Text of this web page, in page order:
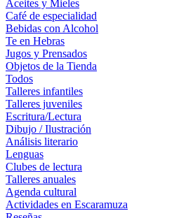
Aceites y Mieles
Café de especialidad
Bebidas con Alcohol
Te en Hebras
Jugos y Prensados
Objetos de la Tienda
Todos
Talleres infantiles
Talleres juveniles
Escritura/Lectura
Dibujo / Ilustración
Análisis literario
Lenguas
Clubes de lectura
Talleres anuales
Agenda cultural
Actividades en Escaramuza